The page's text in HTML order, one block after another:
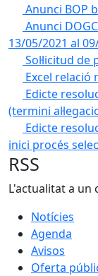
Anunci BOP
Anunci
13/05/2021 al
Sol·licitud
Excel relació
Edicte
(termini
Edicte
inici procés
RSS
L'actualitat a un
Notícies
Agenda
Avisos
Oferta